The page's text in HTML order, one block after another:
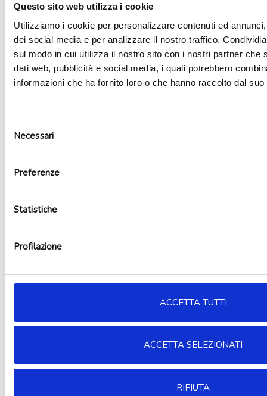
Questo sito web utilizza i cookie
Utilizziamo i cookie per personalizzare contenuti ed
dei social media e per analizzare il nostro traffico.
sul modo in cui utilizza il nostro sito con i nostri partner che
dati web, pubblicità e social media, i quali potrebbero
informazioni che ha fornito loro o che hanno raccolto dal
delNecessari
Preferenze
Statistiche
Profilazione
ACCETTA TUTTI
ACCETTA SELEZIONATI
RIFIUTA
Stickers unicorno